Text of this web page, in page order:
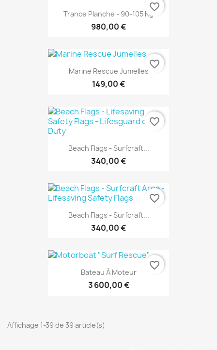
Trance Planche - 90-105 Kg
980,00 €
favorite_border
Marine Rescue Jumelles
149,00 €
favorite_border
Beach Flags - Surfcraft...
340,00 €
favorite_border
Beach Flags - Surfcraft...
340,00 €
favorite_border
Bateau À Moteur
3 600,00 €
favorite_border
Affichage 1-39 de 39 article(s)